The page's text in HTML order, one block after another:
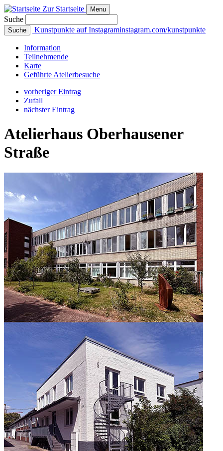
Zur Startseite Menu
Suche
Suche Kunstpunkte auf Instagraminstagram.com/kunstpunkte
Information
Teilnehmende
Karte
Geführte Atelierbesuche
vorheriger Eintrag
Zufall
nächster Eintrag
Atelierhaus Oberhausener
Straße